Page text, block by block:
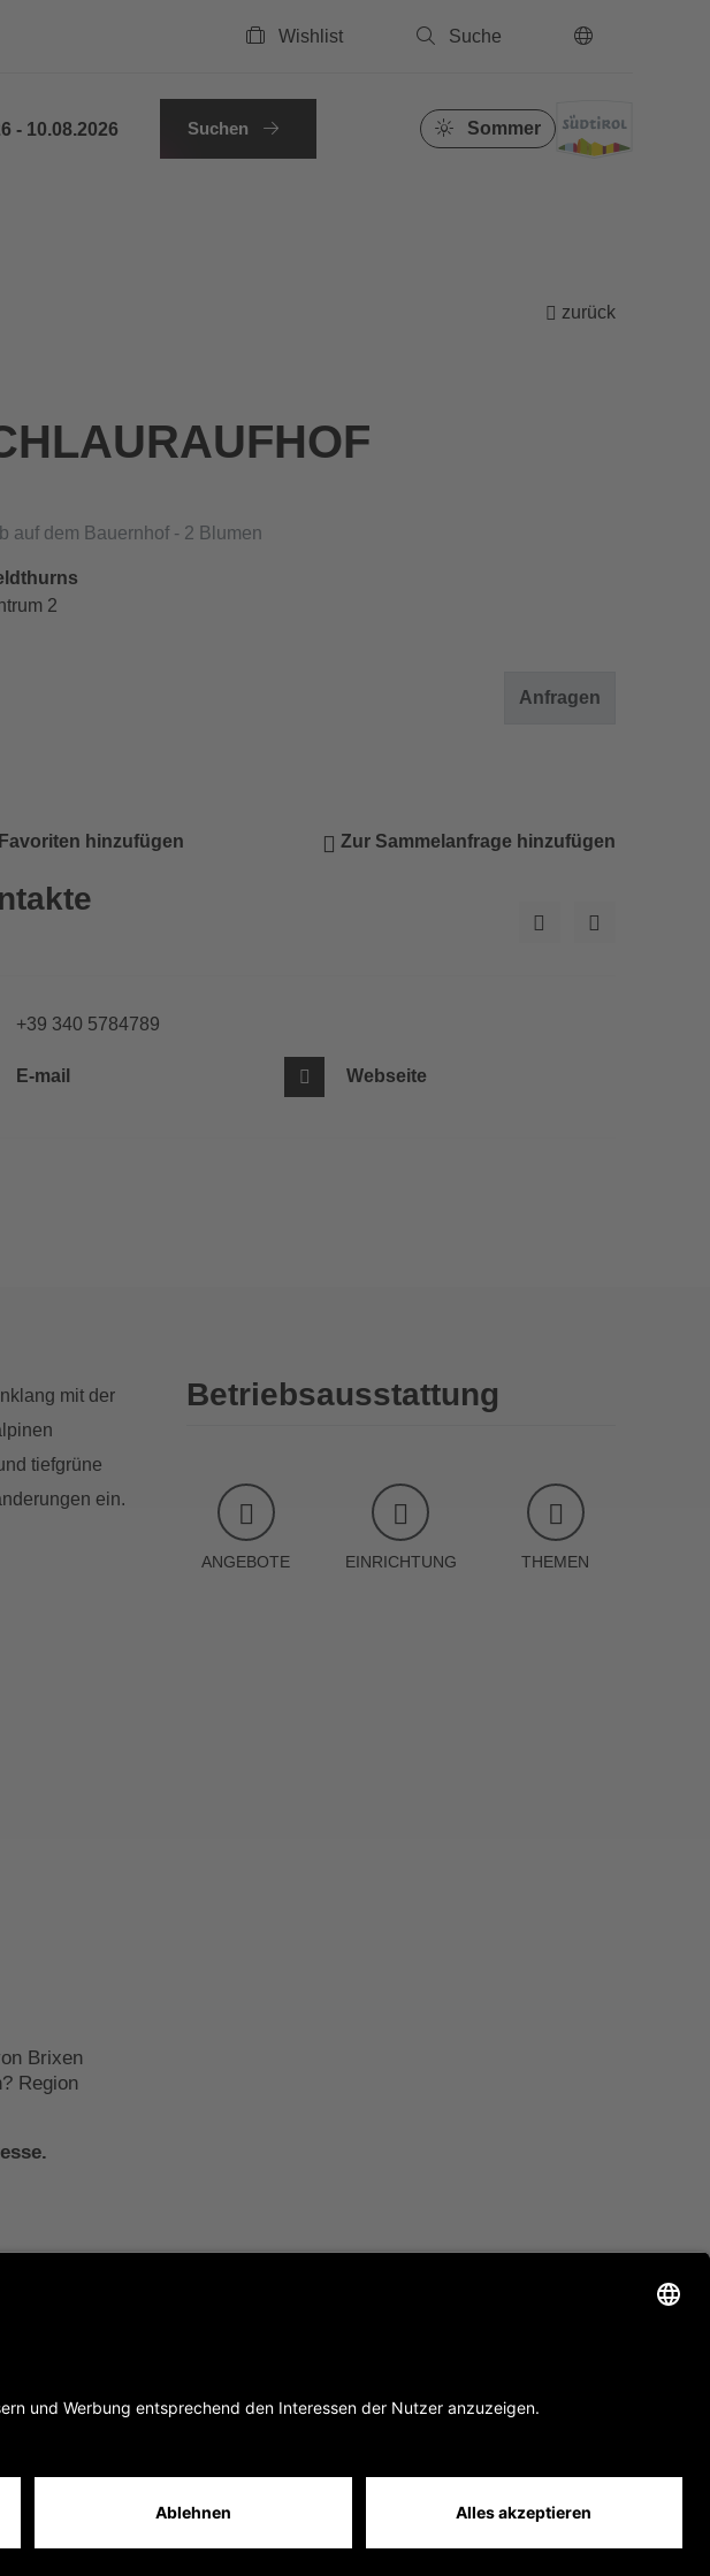
Wishlist Suche
- 10.08.2026 Suchen Sommer
zurück
auf dem Bauernhof - 2 Blumen
2
Anfragen
Zur Sammelanfrage hinzufügen
hinzufügen
+39 340 5784789
E-mail Webseite
mit der
tiefgrüne
ein.
Betriebsausstattung
ANGEBOTE EINRICHTUNG THEMEN
Brixen
Region
site by